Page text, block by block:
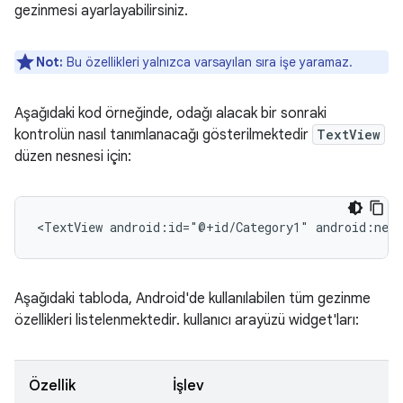
gezinmesi ayarlayabilirsiniz.
Not: Bu özellikleri yalnızca varsayılan sıra işe yaramaz.
Aşağıdaki kod örneğinde, odağı alacak bir sonraki
kontrolün nasıl tanımlanacağı gösterilmektedir TextView
düzen nesnesi için:
<TextView android:id="@+id/Category1"
Aşağıdaki tabloda, Android'de kullanılabilen tüm gezinme
özellikleri listelenmektedir. kullanıcı arayüzü widget'ları:
Özellik İşlev